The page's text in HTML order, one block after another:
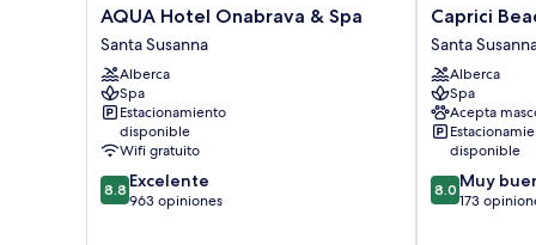
AQUA
Hotel
Onabrava
&
Spa
Santa
Susanna
AQUA Hotel Onabrava & Spa
Santa Susanna
Alberca
Spa
Estacionamiento
disponible
Wifi gratuito
8.8
de
8.8 Excelente
963 opiniones
Caprici
Beach
Hotel
&
Spa
Santa
Susanna
Caprici
Santa
Alberca
Spa
Acepta
disponible
8.0
de
8.0 Muy
173